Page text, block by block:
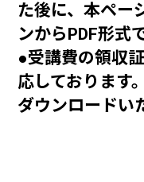
た後に、本ペー
ンからPDF形式
●受講費の領収
応しております
ダウンロードい